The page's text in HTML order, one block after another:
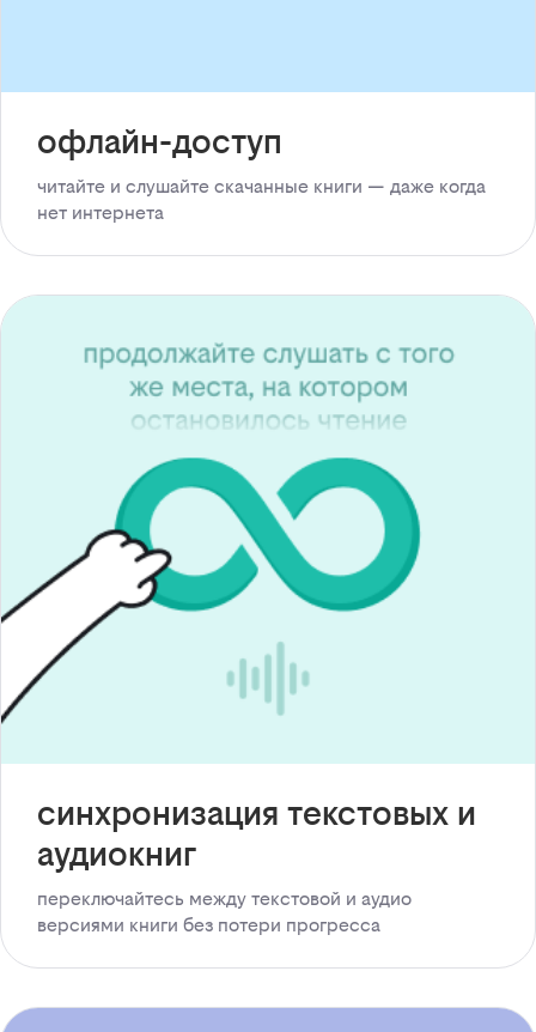
офлайн-доступ
читайте и слушайте скачанные книги — даже когда
нет интернета
синхронизация текстовых и
аудиокниг
переключайтесь между текстовой и аудио
версиями книги без потери прогресса